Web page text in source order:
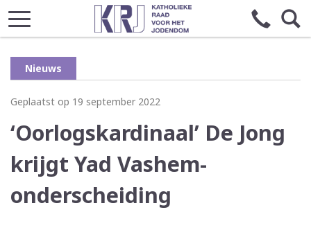
Nieuws
Geplaatst op 19 september 2022
‘Oorlogskardinaal’ De Jong
krijgt Yad Vashem-
onderscheiding